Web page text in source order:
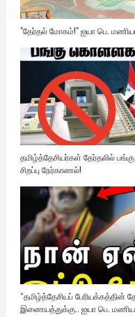
"தேர்தல் மோகம்!" ஐயா பெ.
தமிழ்த்தேசியர்கள் தேர்தலில்
சிறப்பு நேர்காணல்!
“தமிழ்த்தேசியப் பேரியக்கத்தின்
இணையத்துக்கு.. ஐயா பெ.